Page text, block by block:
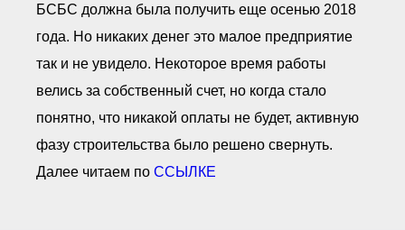
БСБС должна была получить еще осенью 2018
года. Но никаких денег это малое предприятие
так и не увидело. Некоторое время работы
велись за собственный счет, но когда стало
понятно, что никакой оплаты не будет, активную
фазу строительства было решено свернуть.
Далее читаем по ССЫЛКЕ